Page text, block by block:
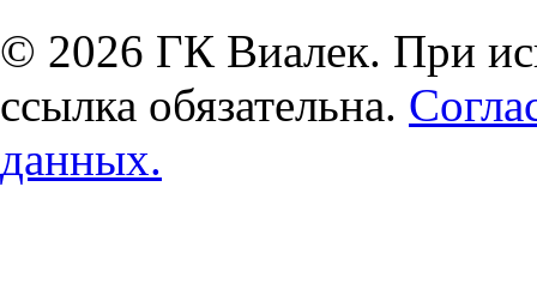
© 2026 ГК Виалек. При
ссылка обязательна.
данных.